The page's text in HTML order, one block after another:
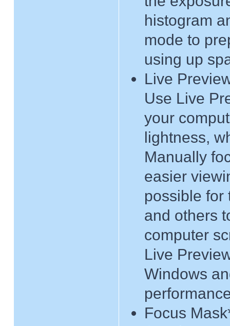
histogram
mode to
using up
Live
Use Live
your
lightness,
Manually
easier
possible for
and others
computer
Live
Windows
Focus